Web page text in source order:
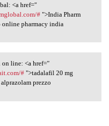
<a href="
<a href="
#">India Pharm
online pharmacy india
on line: <a
on line: <a href="
#">tadalafil 20 mg
prezzo